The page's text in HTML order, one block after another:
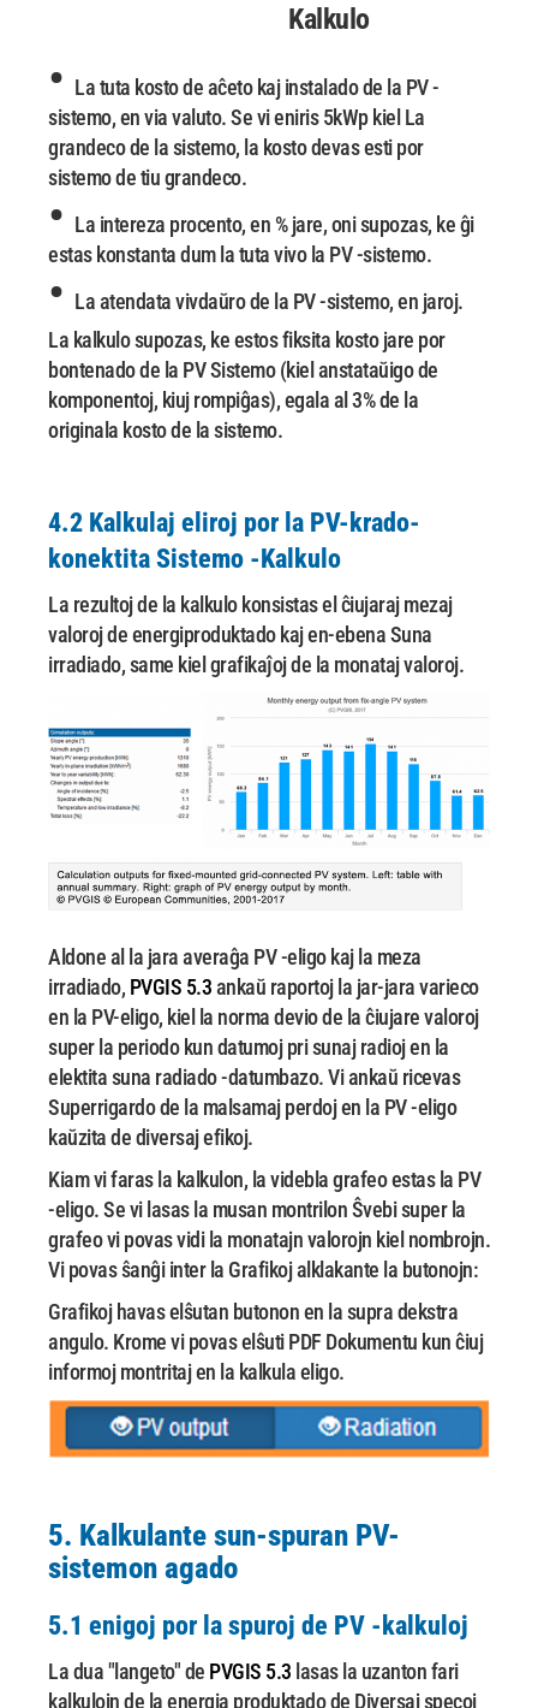
Kalkulo
• La tuta kosto de aĉeto kaj instalado de la PV -
sistemo, en via valuto. Se vi eniris 5kWp kiel La
grandeco de la sistemo, la kosto devas esti por
sistemo de tiu grandeco.
• La intereza procento, en % jare, oni supozas, ke ĝi
estas konstanta dum la tuta vivo la PV -sistemo.
• La atendata vivdaŭro de la PV -sistemo, en jaroj.
La kalkulo supozas, ke estos fiksita kosto jare por
bontenado de la PVSistemo (kiel anstataŭigo de
komponentoj, kiuj rompiĝas), egala al 3% de la
originala kostode la sistemo.
4.2 Kalkulaj eliroj por la PV-krado-
konektita Sistemo -Kalkulo
La rezultoj de la kalkulo konsistas el ĉiujaraj mezaj
valoroj de energiproduktado kajen-ebena Suna
irradiado, same kiel grafikaĵoj de la monataj valoroj.
Aldone al la jara averaĝa PV -eligo kaj la meza
irradiado, PVGIS 5.3ankaŭ raportoj la jar-jara varieco
en la PV-eligo, kiel la norma devio de la ĉiujare valoroj
super la periodo kun datumoj pri sunaj radioj en la
elektita suna radiado -datumbazo. Vi ankaŭ ricevas
Superrigardo de la malsamaj perdoj en la PV -eligo
kaŭzita de diversaj efikoj.
Kiam vi faras la kalkulon, la videbla grafeo estas la PV
-eligo. Se vi lasas la musan montrilonŜvebi super la
grafeo vi povas vidi la monatajn valorojn kiel nombrojn.
Vi povas ŝanĝi inter la Grafikoj alklakante la butonojn:
Grafikoj havas elŝutan butonon en la supra dekstra
angulo. Krome vi povas elŝuti PDF Dokumentu kun ĉiuj
informoj montritaj en la kalkula eligo.
5. Kalkulante sun-spuran PV-
sistemon agado
5.1 enigoj por la spuroj de PV -kalkuloj
La dua "langeto" de PVGIS 5.3 lasas la uzanton fari
kalkulojn de la energia produktado de Diversaj specoj